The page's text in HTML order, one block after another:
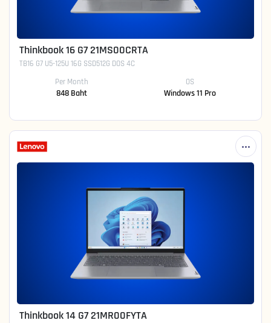
Thinkbook 16 G7 21MS00CRTA
TB16 G7 U5-125U 16G SSD512G DOS 4C
Per Month
848 Baht
OS
Windows 11 Pro
Thinkbook 14 G7 21MR00FYTA